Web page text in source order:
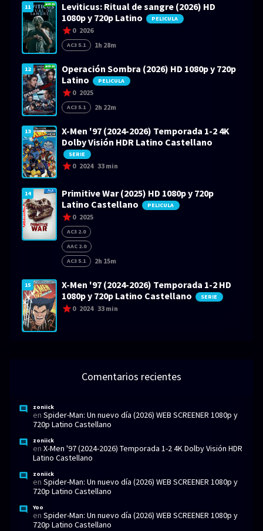
11
Leviticus: Ritual de sangre (2026) HD
1080p y 720p Latino
PELICULA
0 2026
AC3 5.1 1h 28m
12
Operación Sombra (2026) HD 1080p y 720p
Latino
PELICULA
0 2025
AC3 5.1 2h 22m
13
X-Men '97 (2024-2026) Temporada 1-2 4K
Dolby Visión HDR Latino Castellano
SERIE
0 2024 33 min
14
Primitive War (2025) HD 1080p y 720p
Latino Castellano
PELICULA
0 2025
AC3 2.0
AAC 2.0
AC3 5.1
2h 15m
15
X-Men '97 (2024-2026) Temporada 1-2 HD
1080p y 720p Latino Castellano
SERIE
0 2024 33 min
Comentarios recientes
zoniick
en Spider-Man: Un nuevo día (2026) WEB SCREENER 1080p y
720p Latino Castellano
zoniick
en X-Men '97 (2024-2026) Temporada 1-2 4K Dolby Visión HDR
Latino Castellano
zoniick
en Spider-Man: Un nuevo día (2026) WEB SCREENER 1080p y
720p Latino Castellano
Yoo
en Spider-Man: Un nuevo día (2026) WEB SCREENER 1080p y
720p Latino Castellano